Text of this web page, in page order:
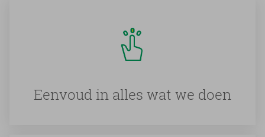
Eenvoud in alles wat we doen